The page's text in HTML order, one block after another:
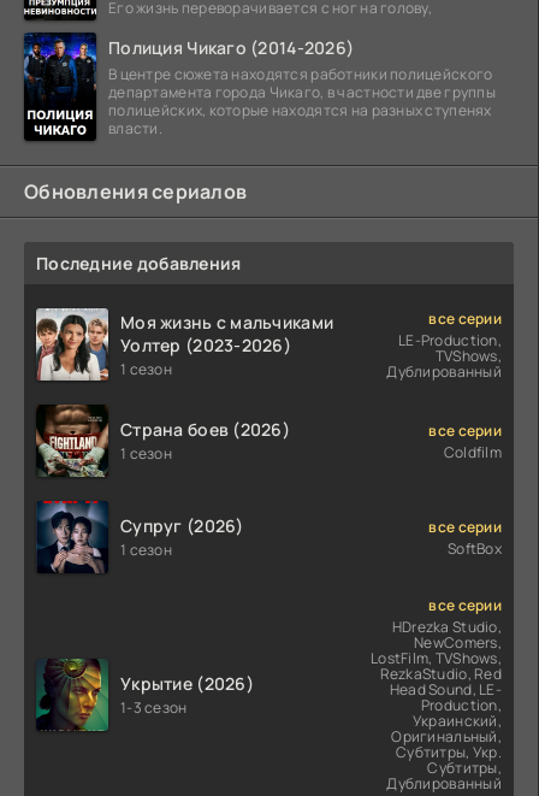
Его жизнь переворачивается с ног на голову,
Полиция Чикаго (2014-2026)
В центре сюжета находятся работники полицейского
департамента города Чикаго, в частности две группы
полицейских, которые находятся на разных ступенях
власти.
Обновления сериалов
Последние добавления
Моя жизнь с мальчиками
Уолтер (2023-2026)
1 сезон
все серии
LE-Production,
TVShows,
Дублированный
Страна боев (2026)
1 сезон
все серии
Coldfilm
Супруг (2026)
1 сезон
все серии
SoftBox
Укрытие (2026)
1-3 сезон
все серии
HDrezka Studio,
NewComers,
LostFilm, TVShows,
RezkaStudio, Red
Head Sound, LE-
Production,
Украинский,
Оригинальный,
Субтитры, Укр.
Субтитры,
Дублированный